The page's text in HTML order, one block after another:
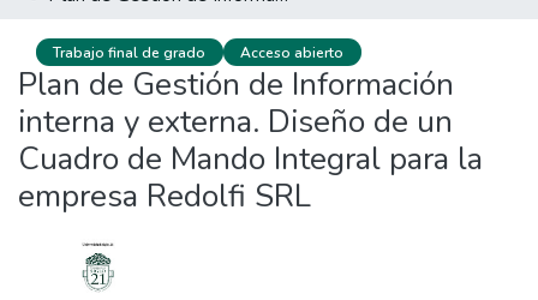
Trabajo final de grado Acceso abierto
Plan de Gestión de Información
interna y externa. Diseño de un
Cuadro de Mando Integral para la
empresa Redolfi SRL